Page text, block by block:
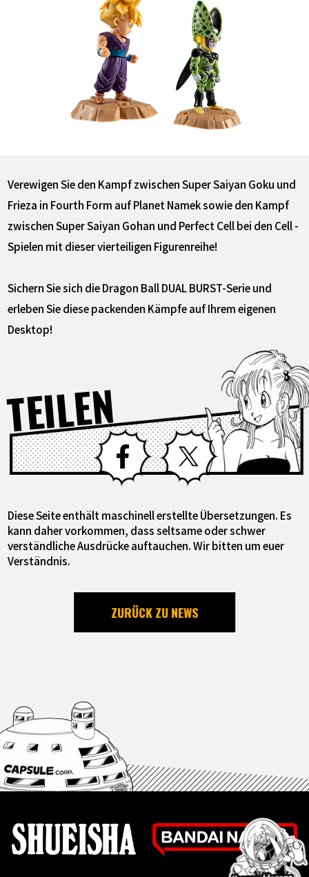
Verewigen Sie den Kampf zwischen Super Saiyan Goku und
Frieza in Fourth Form auf Planet Namek sowie den Kampf
zwischen Super Saiyan Gohan und Perfect Cell bei den Cell -
Spielen mit dieser vierteiligen Figurenreihe!
Sichern Sie sich die Dragon Ball DUAL BURST-Serie und
erleben Sie diese packenden Kämpfe auf Ihrem eigenen
Desktop!
TEILEN Facebook X
Diese Seite enthält maschinell erstellte Übersetzungen. Es
kann daher vorkommen, dass seltsame oder schwer
verständliche Ausdrücke auftauchen. Wir bitten um euer
Verständnis.
ZURÜCK ZU NEWS